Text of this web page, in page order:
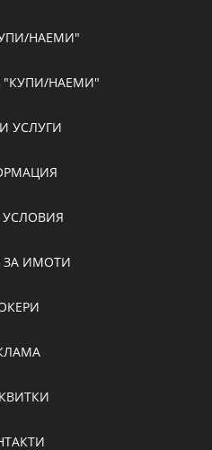
НАЕМИ"
"КУПИ/НАЕМИ"
УСЛУГИ
ИМОТИ